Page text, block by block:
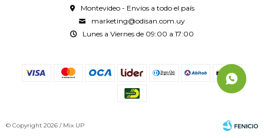
Montevideo - Envíos a todo el país
marketing@odisan.com.uy
Lunes a Viernes de 09:00 a 17:00
© Copyright 2026 / Mix UP